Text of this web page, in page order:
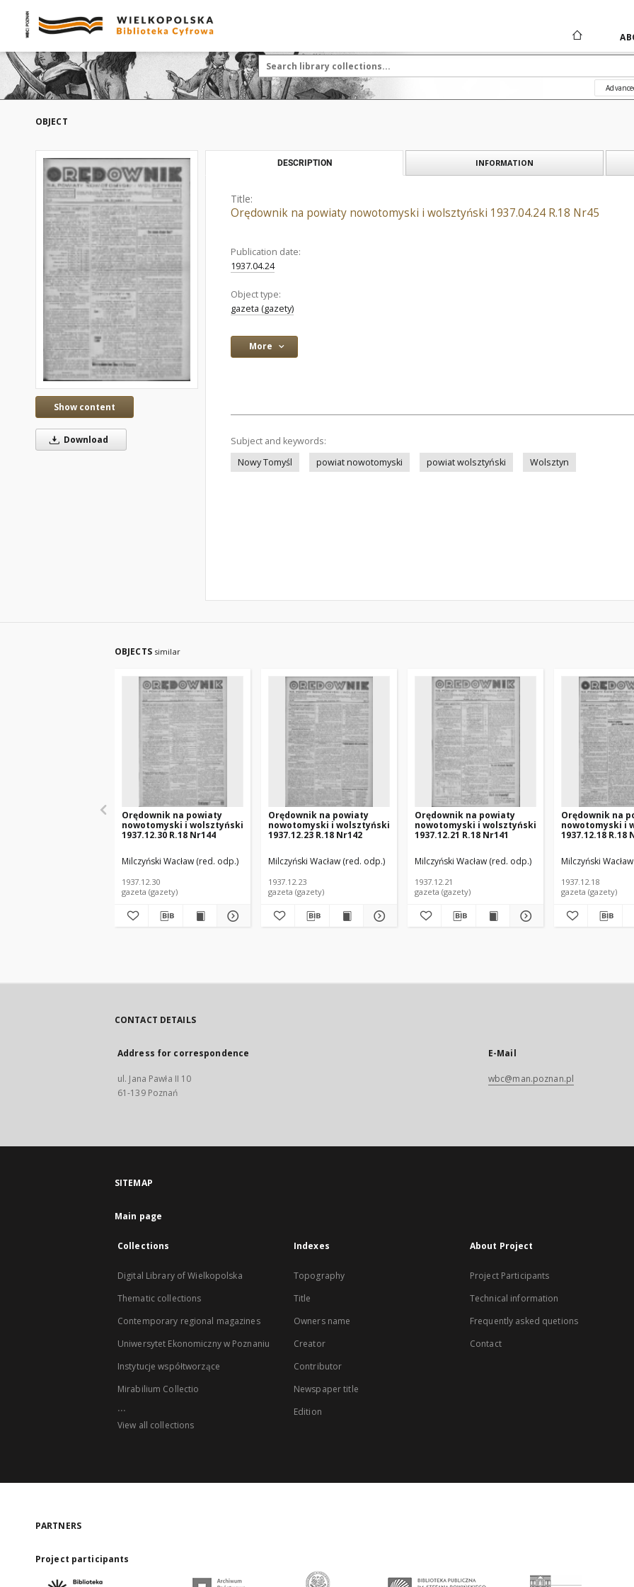
OBJECT
Show content
Download
DESCRIPTION INFORMATION
Title:
Orędownik na powiaty nowotomyski i wolsztyński 1937.04.24 R.18 Nr45
Publication date:
1937.04.24
Object type:
gazeta (gazety)
More
Subject and keywords:
Nowy Tomyśl
powiat nowotomyski powiat wolsztyński Wolsztyn
OBJECTS similar
Orędownik na powiaty
nowotomyski i wolsztyński
1937.12.30 R.18 Nr144
Milczyński Wacław (red. odp.)
1937.12.30
gazeta (gazety)
Orędownik na powiaty
nowotomyski i wolsztyński
1937.12.23 R.18 Nr142
Milczyński Wacław (red. odp.)
1937.12.23
gazeta (gazety)
Orędownik na powiaty
nowotomyski i wolsztyński
1937.12.21 R.18 Nr141
Milczyński Wacław (red. odp.)
1937.12.21
gazeta (gazety)
Orędownik na
nowotomyski i
1937.12.18 R.18
Milczyński
1937.12.18
gazeta (gazety)
CONTACT DETAILS
Address for correspondence
ul. Jana Pawła II 10
61-139 Poznań
E-Mail
wbc@man.poznan.pl
SITEMAP
Main page
Collections
Digital Library of Wielkopolska
Thematic collections
Contemporary regional magazines
Uniwersytet Ekonomiczny w Poznaniu
Instytucje współtworzące
Mirabilium Collectio
...
View all collections
Indexes
Topography
Title
Owners name
Creator
Contributor
Newspaper title
Edition
About Project
Project Participants
Technical information
Frequently asked quetions
Contact
PARTNERS
Project participants